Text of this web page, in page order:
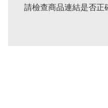
請檢查商品連結是否正